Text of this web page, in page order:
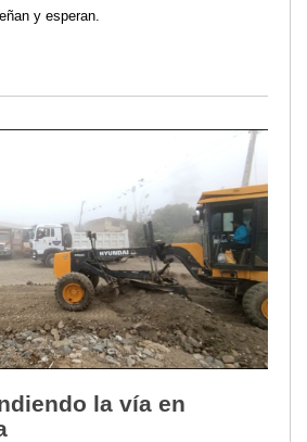
y esperan.
la vía en